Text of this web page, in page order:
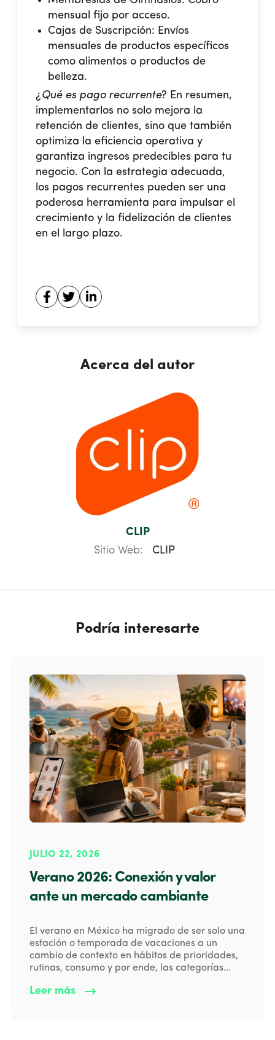
mensual fijo por acceso.
Cajas de Suscripción: Envíos
mensuales de productos específicos
como alimentos o productos de
belleza.
¿ Qué es pago recurrente? En resumen,
implementarlos no solo mejora la
retención de clientes, sino que también
optimiza la eficiencia operativa y
garantiza ingresos predecibles para tu
negocio. Con la estrategia adecuada,
los pagos recurrentes pueden ser una
poderosa herramienta para impulsar el
crecimiento y la fidelización de clientes
en el largo plazo.
Acerca del autor
CLIP
Sitio Web:
CLIP
Podría interesarte
JULIO 22, 2026
Verano 2026: Conexión y valor
ante un mercado cambiante
El verano en México ha migrado de ser solo una
estación o temporada de vacaciones a un
cambio de contexto en hábitos de prioridades,
rutinas, consumo y por ende, las categorías...
Leer más